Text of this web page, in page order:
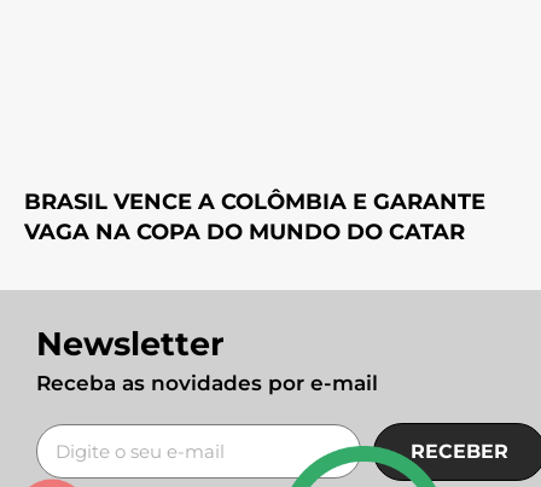
BRASIL VENCE A COLÔMBIA E GARANTE
VAGA NA COPA DO MUNDO DO CATAR
Newsletter
Receba as novidades por e-mail
RECEBER